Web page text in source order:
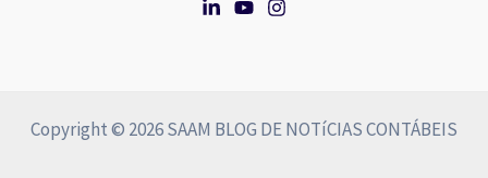
Copyright © 2026 SAAM BLOG DE NOTíCIAS CONTÁBEIS